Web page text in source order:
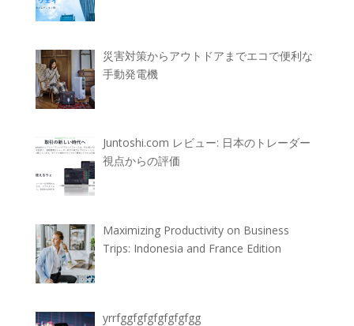
災害対策からアウトドアまでエコで便利な
手動発電機
Juntoshi.com レビュー: 日本のトレーダー
視点からの評価
Maximizing Productivity on Business
Trips: Indonesia and France Edition
yrrfggfgfgfgfgfgfgg